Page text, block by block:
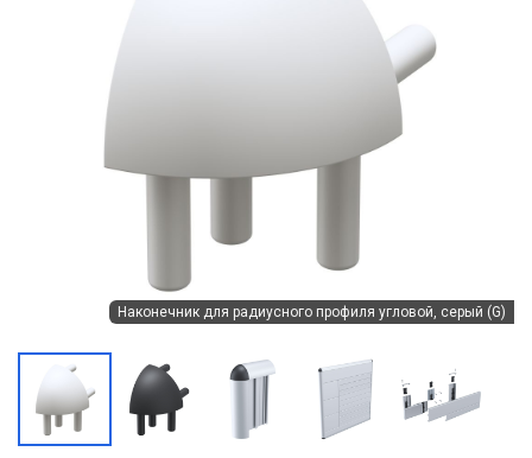
Наконечник для радиусного профиля угловой, серый (G)